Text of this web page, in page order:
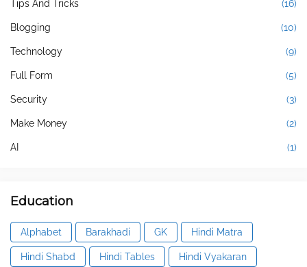
Tips And Tricks (16)
Blogging (10)
Technology (9)
Full Form (5)
Security (3)
Make Money (2)
AI (1)
Education
Alphabet Barakhadi GK Hindi Matra
Hindi Shabd Hindi Tables Hindi Vyakaran